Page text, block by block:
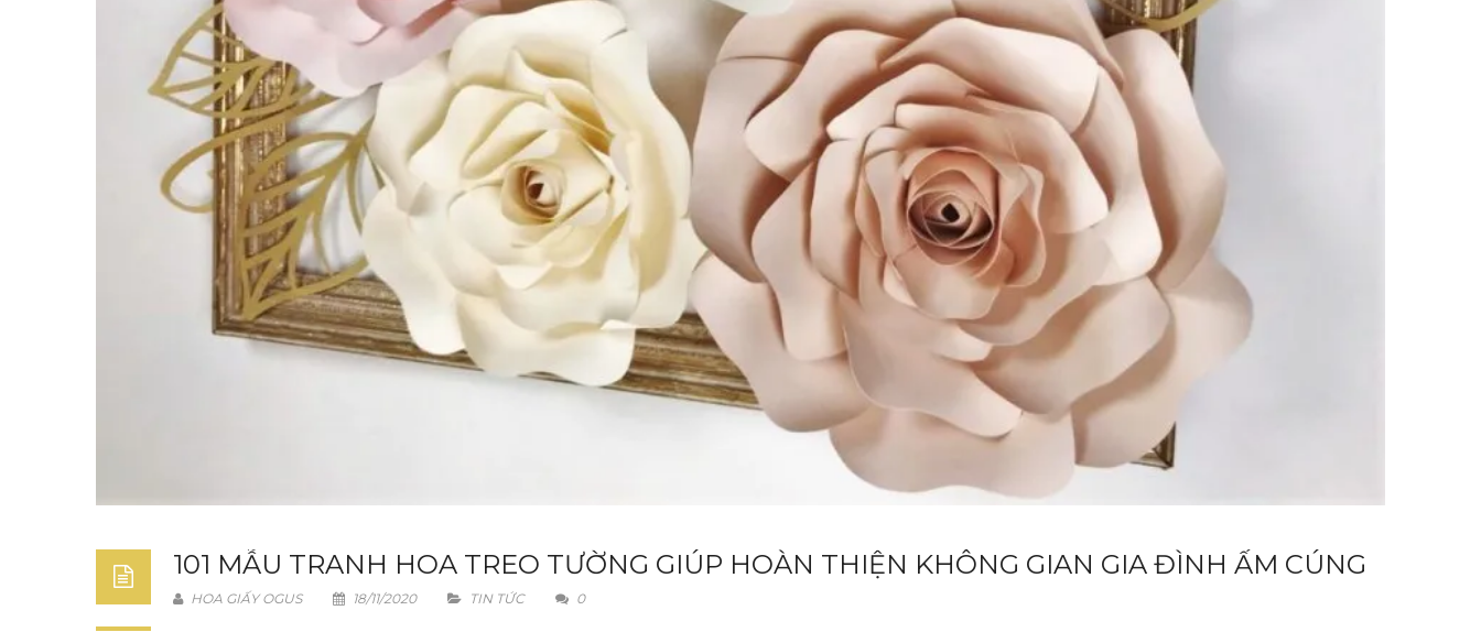
101 MẪU TRANH HOA TREO TƯỜNG GIÚP HOÀN THIỆN KHÔNG GIAN GIA ĐÌNH ẤM CÚNG
HOA GIẤY OGUS 18/11/2020 TIN TỨC 0